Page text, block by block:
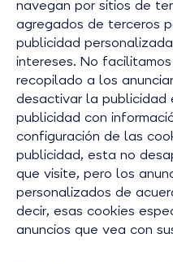
navegan por sitios de
agregados de terceros
publicidad
intereses. No
recopilado a los
desactivar la publicidad
publicidad con
configuración de las
publicidad, esta no
que visite, pero los
personalizados de
decir, esas cookies
anuncios que vea con